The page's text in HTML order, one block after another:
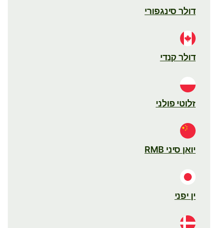
דולר סינגפורי
דולר קנדי
זלוטי פולני
יואן סיני RMB
ין יפני